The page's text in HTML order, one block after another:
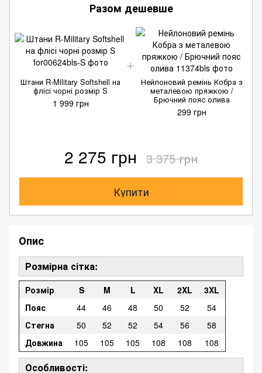
Разом дешевше
Штани R-Military Softshell на
флісі чорні розмір S
1 999 грн
Нейлоновий ремінь Кобра з
металевою пряжкою /
Брючний пояс олива
299 грн
2 275 грн 3 375 грн
Купити
Опис
Розмірна сітка:
Розмір S M L XL 2XL
3XL
Пояс
44 46 48 50 52
54
Стегна
50 52 52 54 56
58
Довжина
105 105 105 108 108 108
Особливості: